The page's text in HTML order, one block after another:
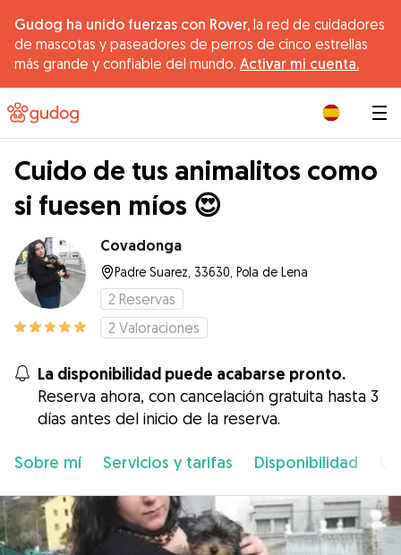
Gudog ha unido fuerzas con Rover, la red de cuidadores
de mascotas y paseadores de perros de cinco estrellas
más grande y confiable del mundo. Activar mi cuenta.
Cuido de tus animalitos como
si fuesen míos 😍
Covadonga
Padre Suarez, 33630, Pola de Lena
2 Reservas
2 Valoraciones
La disponibilidad puede acabarse pronto.
Reserva ahora, con cancelación gratuita hasta 3
días antes del inicio de la reserva.
Sobre mí Servicios y tarifas Disponibilidad